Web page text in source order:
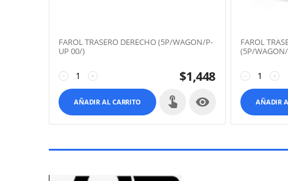
FAROL TRASERO DERECHO (5P/WAGON/P-
UP 00/)
+
− $1,448
AÑADIR AL CARRITO 
FAROL
(5P/
+
−
AÑADIR